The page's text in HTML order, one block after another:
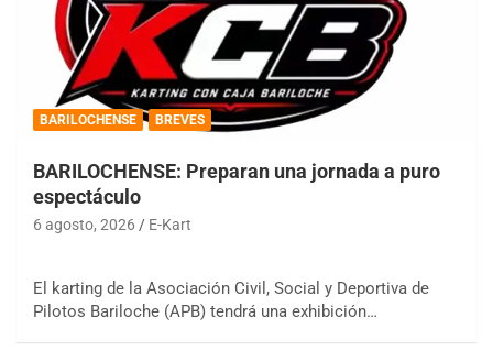
BARILOCHENSE BREVES
BARILOCHENSE: Preparan una jornada a puro
espectáculo
6 agosto, 2026 E-Kart
El karting de la Asociación Civil, Social y Deportiva de
Pilotos Bariloche (APB) tendrá una exhibición…